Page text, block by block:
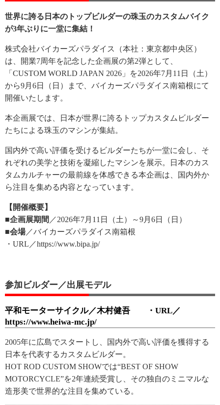
世界に誇る日本のトップビルダーの珠玉のカスタムバイク
が3年ぶりに一堂に集結！
株式会社バイカーズパラダイス（本社：東京都中央区）
は、開業7周年を記念した企画展の第2弾として、
「CUSTOM WORLD JAPAN 2026」を2026年7月11日（土）
から9月6日（日）まで、バイカーズパラダイス南箱根にて
開催いたします。
本企画展では、日本が世界に誇るトップカスタムビルダー
たちによる珠玉のマシンが集結。
国内外で高い評価を受けるビルダーたちが一堂に会し、そ
れぞれの美学と技術を凝縮したマシンを展示。日本のカス
タムカルチャーの最前線を体感できる本企画は、国内外か
ら注目を集める内容となっています。
【開催概要】
■企画展期間 ／2026年7月11日（土）～9月6日（日）
■会場／バイカーズパラダイス南箱根
・URL／https://www.bipa.jp/
参加ビルダー／出展モデル
平和モーターサイクル／木村健吾 ・URL／
https://www.heiwa-mc.jp/
2005年に広島でスタートし、国内外で高い評価を獲得する
日本を代表するカスタムビルダー。
HOT ROD CUSTOM SHOWでは“BEST OF SHOW
MOTORCYCLE”を2年連続受賞し、その独自のミニマルな
造形美で世界的な注目を集めている。